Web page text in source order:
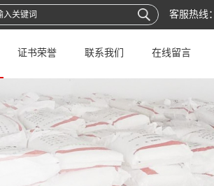
客服热线：
证书荣誉 联系我们 在线留言